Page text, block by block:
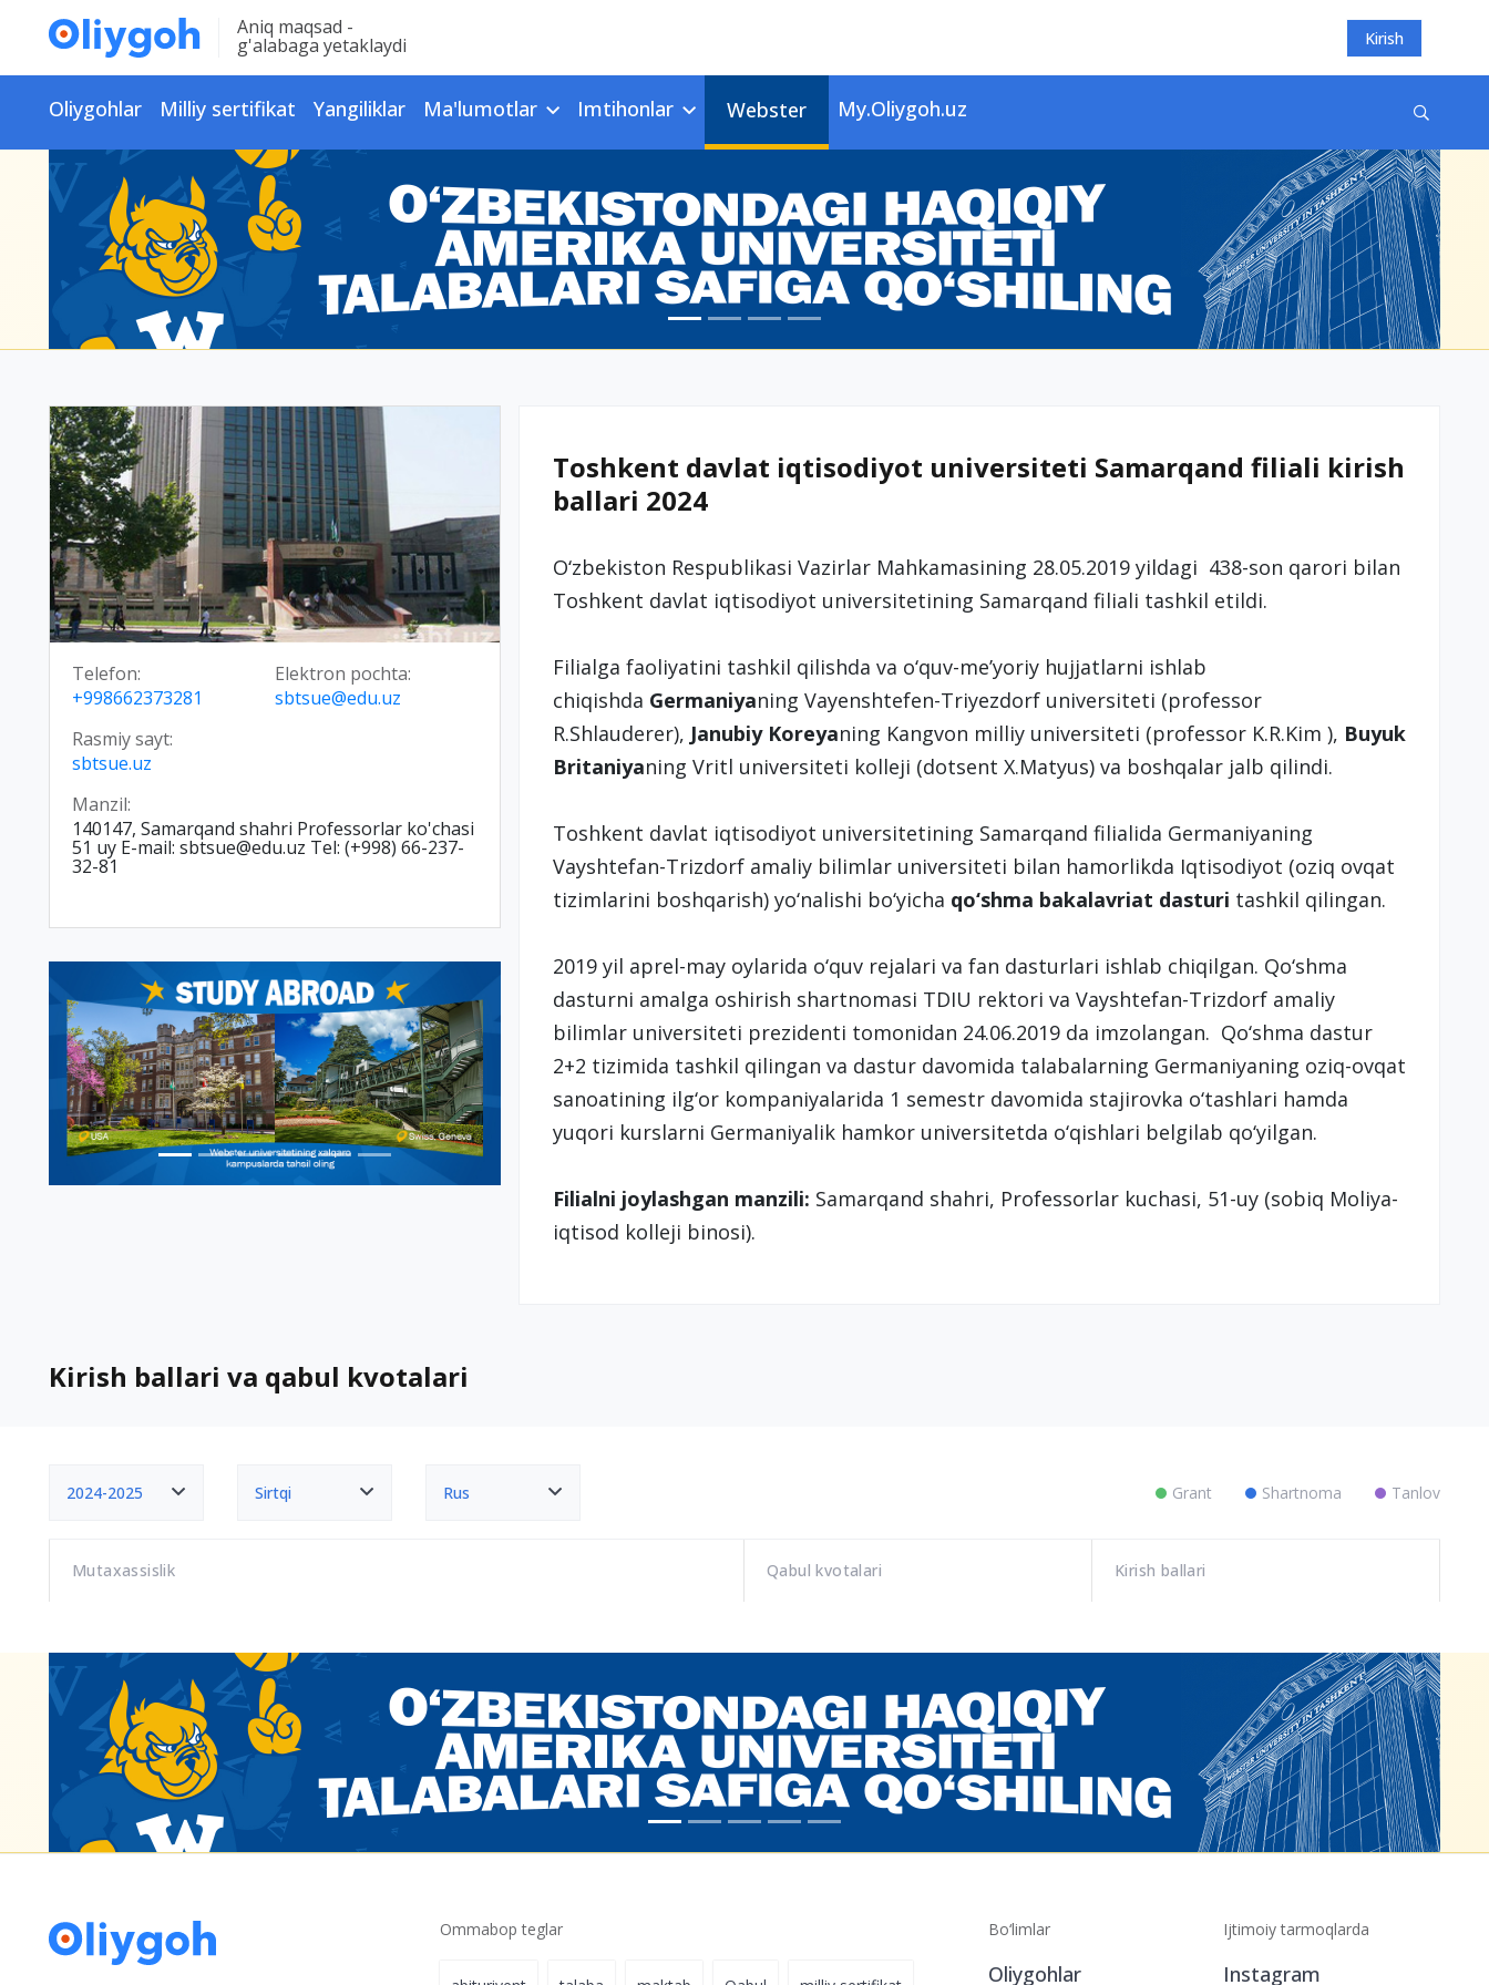
Aniq maqsad -
g'alabaga yetaklaydi Kirish
Oliygohlar Milliy sertifikat Yangiliklar Ma'lumotlar Imtihonlar Webster My.Oliygoh.uz
Telefon:
+998662373281
Elektron pochta:
sbtsue@edu.uz
Rasmiy sayt:
sbtsue.uz
Manzil:
140147, Samarqand shahri Professorlar ko'chasi
51 uy E-mail: sbtsue@edu.uz Tel: (+998) 66-237-
32-81
Toshkent davlat iqtisodiyot universiteti Samarqand filiali kirish
ballari 2024
O‘zbekiston Respublikasi Vazirlar Mahkamasining 28.05.2019 yildagi 438-son qarori bilan
Toshkent davlat iqtisodiyot universitetining Samarqand filiali tashkil etildi.
Filialga faoliyatini tashkil qilishda va o‘quv-me’yoriy hujjatlarni ishlab
chiqishda Germaniyaning Vayenshtefen-Triyezdorf universiteti (professor
R.Shlauderer), Janubiy Koreyaning Kangvon milliy universiteti (professor K.R.Kim ), Buyuk
Britaniyaning Vritl universiteti kolleji (dotsent X.Matyus) va boshqalar jalb qilindi.
Toshkent davlat iqtisodiyot universitetining Samarqand filialida Germaniyaning
Vayshtefan-Trizdorf amaliy bilimlar universiteti bilan hamorlikda Iqtisodiyot (oziq ovqat
tizimlarini boshqarish) yo‘nalishi bo‘yicha qo‘shma bakalavriat dasturi tashkil qilingan.
2019 yil aprel-may oylarida o‘quv rejalari va fan dasturlari ishlab chiqilgan. Qo‘shma
dasturni amalga oshirish shartnomasi TDIU rektori va Vayshtefan-Trizdorf amaliy
bilimlar universiteti prezidenti tomonidan 24.06.2019 da imzolangan. Qo‘shma dastur
2+2 tizimida tashkil qilingan va dastur davomida talabalarning Germaniyaning oziq-ovqat
sanoatining ilg‘or kompaniyalarida 1 semestr davomida stajirovka o‘tashlari hamda
yuqori kurslarni Germaniyalik hamkor universitetda o‘qishlari belgilab qo‘yilgan.
Filialni joylashgan manzili: Samarqand shahri, Professorlar kuchasi, 51-uy (sobiq Moliya-
iqtisod kolleji binosi).
Kirish ballari va qabul kvotalari
2024-2025 Sirtqi Rus Grant Shartnoma Tanlov
Mutaxassislik Qabul kvotalari Kirish ballari
Ommabop teglar Bo‘limlar
Oliygohlar
Ijtimoiy tarmoqlarda
Instagram